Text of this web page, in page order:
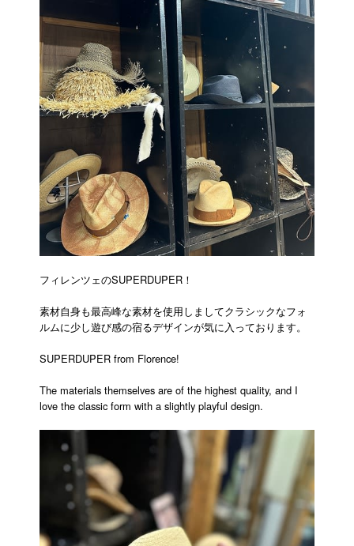
フィレンツェのSUPERDUPER！
素材自身も最高峰な素材を使用しましてクラシックなフォ
ルムに少し遊び感の宿るデザインが気に入っております。
SUPERDUPER from Florence!
The materials themselves are of the highest quality, and I
love the classic form with a slightly playful design.